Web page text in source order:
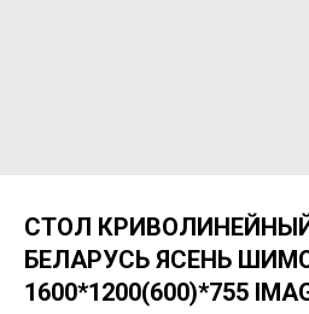
СТОЛ
БЕЛАРУСЬ ЯСЕНЬ
1600*1200(600)*755